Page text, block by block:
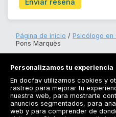
Página de inicio Psicólogo en
Pons Marquès
Personalizamos tu experiencia
En docfav utilizamos cookies y
rastreo para mejorar tu
nuestra web, para mostrarte
anuncios segmentados, para
web y para comprender de